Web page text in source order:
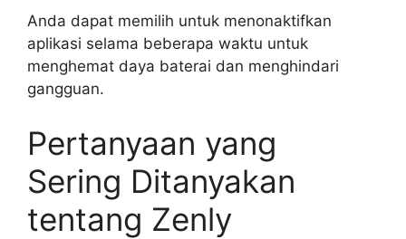
Anda dapat memilih untuk menonaktifkan
aplikasi selama beberapa waktu untuk
menghemat daya baterai dan menghindari
gangguan.
Pertanyaan yang
Sering Ditanyakan
tentang Zenly